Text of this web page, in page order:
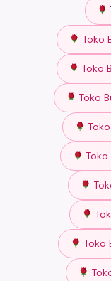
Toko
Toko
Toko
Toko
Toko